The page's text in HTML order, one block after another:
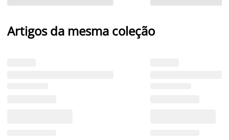
Artigos da mesma coleção